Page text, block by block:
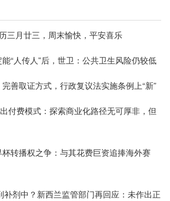
三月廿三，周末愉快，平安喜乐
“人传人”后，世卫：公共卫生风险仍较低
善取证方式，行政复议法实施条例上“新”
付费模式：探索商业化路径无可厚非，但
转播权之争：与其花费巨资追捧海外赛
补剂中？新西兰监管部门再回应：未作出正